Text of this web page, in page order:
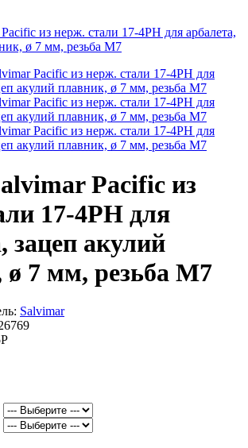
Pacific из
17-4PH для
зацеп акулий
ø 7 мм, резьба М7
Salvimar